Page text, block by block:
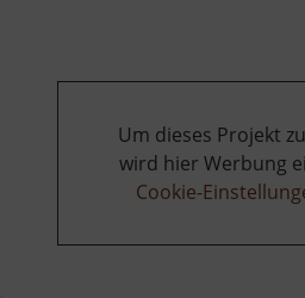
Um dieses Projekt
wird hier Werbung
Cookie-